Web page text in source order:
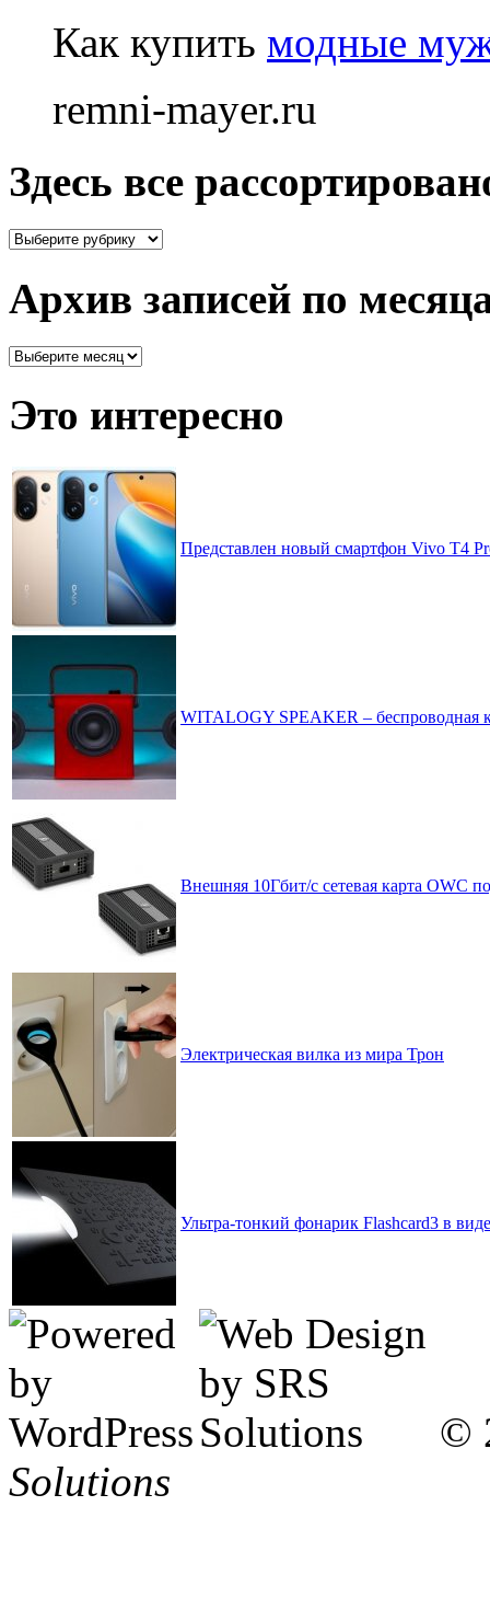
Как купить модные
remni-mayer.ru
Здесь все
Здесь
Архив записей по
Архив
месяцам
Это интересно
Представлен новый смартфон Vivo T4
WITALOGY SPEAKER – беспроводная
Внешняя 10Гбит/с сетевая карта OWC
Электрическая вилка из мира Трон
Ультра-тонкий фонарик Flashcard3 в
©
Solutions